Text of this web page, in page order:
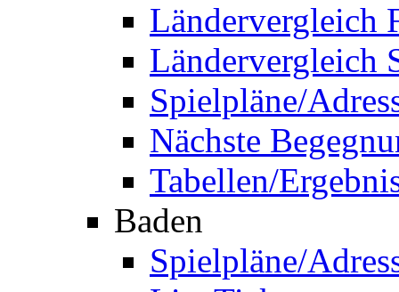
Ländervergleich
Ländervergleich
Spielpläne/
Nächste
Tabellen/
Baden
Spielpläne/